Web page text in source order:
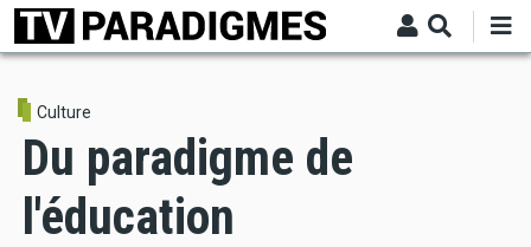
Aller
contenu
Culture
Du paradigme de
l'éducation